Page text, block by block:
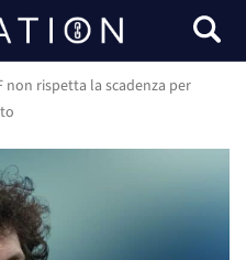
non rispetta la scadenza per